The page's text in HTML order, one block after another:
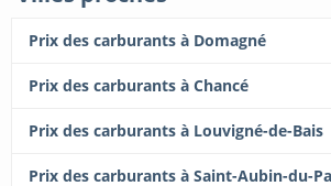
Prix des carburants à Domagné
Prix des carburants à Chancé
Prix des carburants à Louvigné-de-Bais
Prix des carburants à Saint-Aubin-du-